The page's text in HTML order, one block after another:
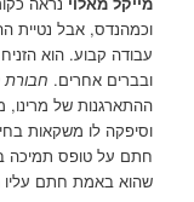
וכמהנדס, אבל נטיית
עבודה קבוע. הוא
ובברים אחרים.
ההתארגנות של מרינו,
וסיפקה לו משקאות
חתם על טופס תמיכה
שהוא באמת חתם עליו